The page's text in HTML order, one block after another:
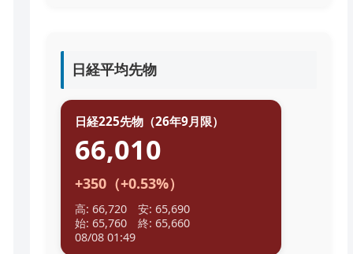
日経平均先物
日経225先物（26年9月限）
66,010
+350（+0.53%）
高: 66,720 安: 65,690
始: 65,760 終: 65,660
08/08 01:49